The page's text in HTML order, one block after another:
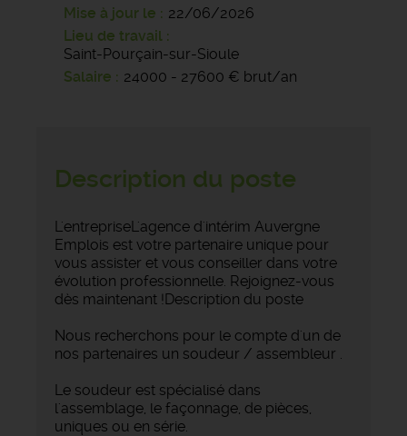
Mise à jour le
22/06/2026
Lieu de travail
Saint-Pourçain-sur-Sioule
Salaire
24000 - 27600 € brut/an
Description du poste
L'entrepriseL'agence d'intérim Auvergne
Emplois est votre partenaire unique pour
vous assister et vous conseiller dans votre
évolution professionnelle. Rejoignez-vous
dès maintenant !Description du poste
Nous recherchons pour le compte d'un de
nos partenaires un soudeur / assembleur .
Le soudeur est spécialisé dans
l'assemblage, le façonnage, de pièces,
uniques ou en série.